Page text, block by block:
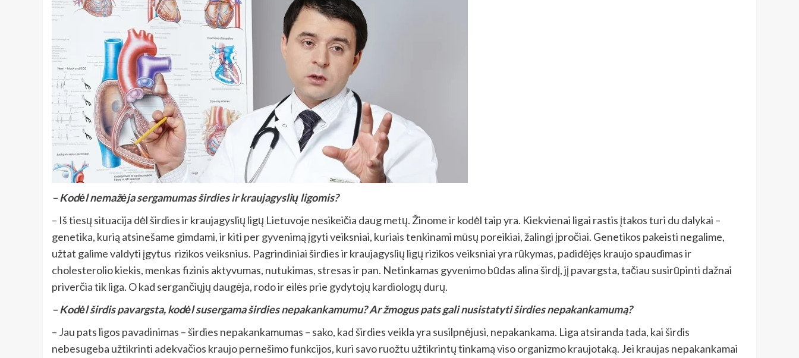
– Kodėl nemažėja sergamumas širdies ir kraujagyslių ligomis?
– Iš tiesų situacija dėl širdies ir kraujagyslių ligų Lietuvoje nesikeičia daug metų. Žinome ir kodėl taip yra. Kiekvienai ligai rastis įtakos turi du dalykai –
genetika, kurią atsinešame gimdami, ir kiti per gyvenimą įgyti veiksniai, kuriais tenkinami mūsų poreikiai, žalingi įpročiai. Genetikos pakeisti negalime,
užtat galime valdyti įgytus rizikos veiksnius. Pagrindiniai širdies ir kraujagyslių ligų rizikos veiksniai yra rūkymas, padidėjęs kraujo spaudimas ir
cholesterolio kiekis, menkas fizinis aktyvumas, nutukimas, stresas ir pan. Netinkamas gyvenimo būdas alina širdį, jį pavargsta, tačiau susirūpinti dažnai
priverčia tik liga. O kad sergančiųjų daugėja, rodo ir eilės prie gydytojų kardiologų durų.
– Kodėl širdis pavargsta, kodėl susergama širdies nepakankamumu? Ar žmogus pats gali nusistatyti širdies nepakankamumą?
– Jau pats ligos pavadinimas – širdies nepakankamumas – sako, kad širdies veikla yra susilpnėjusi, nepakankama. Liga atsiranda tada, kai širdis
nebesugeba užtikrinti adekvačios kraujo pernešimo funkcijos, kuri savo ruožtu užtikrintų tinkamą viso organizmo kraujotaką. Jei kraujas nepakankamai